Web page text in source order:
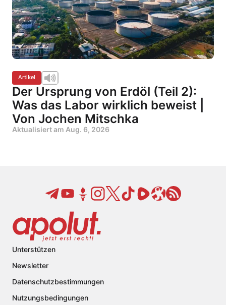
Artikel
Der Ursprung von Erdöl (Teil 2):
Was das Labor wirklich beweist |
Von Jochen Mitschka
Aktualisiert am Aug. 6, 2026
Unterstützen
Newsletter
Datenschutzbestimmungen
Nutzungsbedingungen